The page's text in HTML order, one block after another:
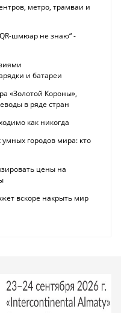
метро, трамваи и
шмюар не знаю“ -
и батареи
«Золотой Короны»,
в ряде стран
как никогда
городов мира: кто
цены на
вскоре накрыть мир